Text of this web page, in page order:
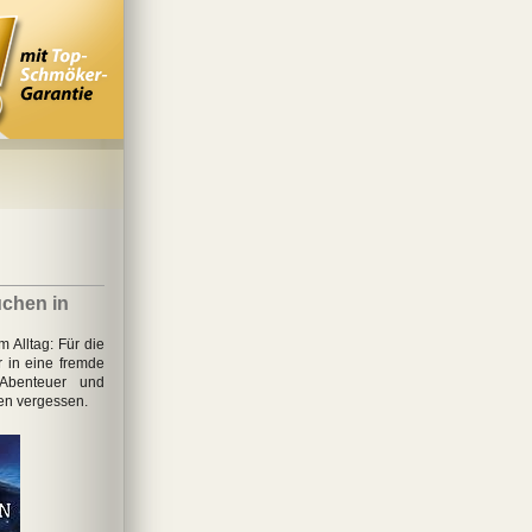
in
Alltag: Für die
in eine fremde
und
vergessen.